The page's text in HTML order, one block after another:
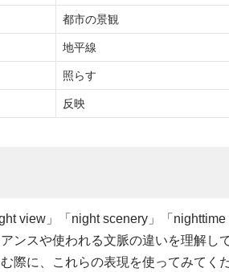
都市の景観
地平線
照らす
反映
view」「night scenery」「
ンスや使われる文脈の違いを理解し
際に、これらの表現を使ってみてくだ